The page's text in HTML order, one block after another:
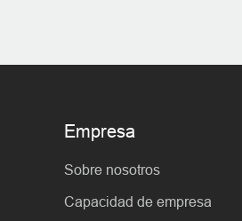
Empresa
Sobre nosotros
Capacidad de empresa